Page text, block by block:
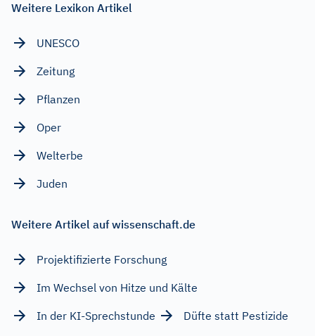
Weitere Lexikon Artikel
UNESCO
Zeitung
Pflanzen
Oper
Welterbe
Juden
Weitere Artikel auf wissenschaft.de
Projektifizierte Forschung
Im Wechsel von Hitze und Kälte
In der KI-Sprechstunde
Düfte statt Pestizide